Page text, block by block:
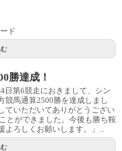
ド
勝達成！
日第6競走におきまして、シン
競馬通算2500勝を達成しまし
ていただいてありがとうござい
とができました。今後も勝ち鞍
よろしくお願いします。」...